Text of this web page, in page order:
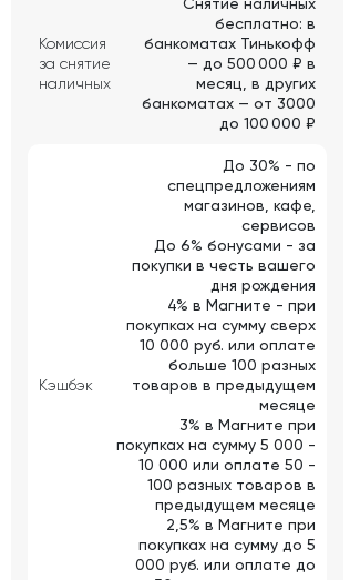
Комиссия
за снятие
наличных
Снятие наличных
бесплатно: в
банкоматах Тинькофф
— до 500 000 ₽ в
месяц, в других
банкоматах — от 3000
до 100 000 ₽
Кэшбэк
До 30% - по
спецпредложениям
магазинов, кафе,
сервисов
До 6% бонусами - за
покупки в честь вашего
дня рождения
4% в Магните - при
покупках на сумму сверх
10 000 руб. или оплате
больше 100 разных
товаров в предыдущем
месяце
3% в Магните при
покупках на сумму 5 000 -
10 000 или оплате 50 -
100 разных товаров в
предыдущем месяце
2,5% в Магните при
покупках на сумму до 5
000 руб. или оплате до